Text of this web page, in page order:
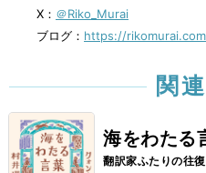
X： ＠Riko_Murai
ブログ： https://
関
海をわたる
翻訳家ふたりの往